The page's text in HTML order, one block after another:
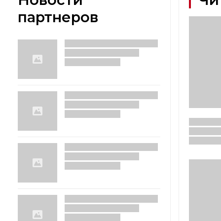
партнеров